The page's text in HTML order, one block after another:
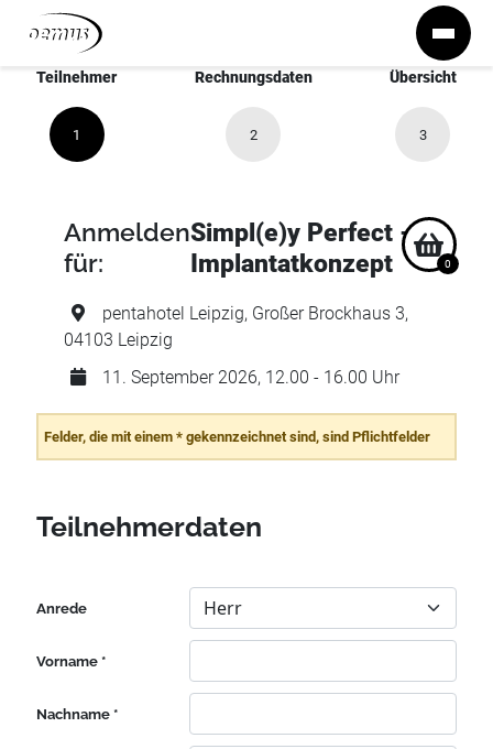
Zum Inhalt springen
Teilnehmer
1
Rechnungsdaten
2
Übersicht
3
Anmelden
für:
Simpl(e)y Perfect -
Implantatkonzept
pentahotel Leipzig, Großer Brockhaus 3,
04103 Leipzig
11. September 2026, 12.00 - 16.00 Uhr
0
Felder, die mit einem * gekennzeichnet sind, sind Pflichtfelder
Teilnehmerdaten
Anrede
Vorname *
Nachname *